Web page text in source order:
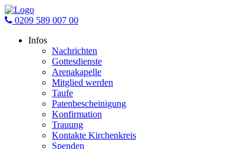
0209 589 007 00
Infos
Nachrichten
Gottesdienste
Arenakapelle
Mitglied werden
Taufe
Patenbescheinigung
Konfirmation
Trauung
Kontakte Kirchenkreis
Spenden